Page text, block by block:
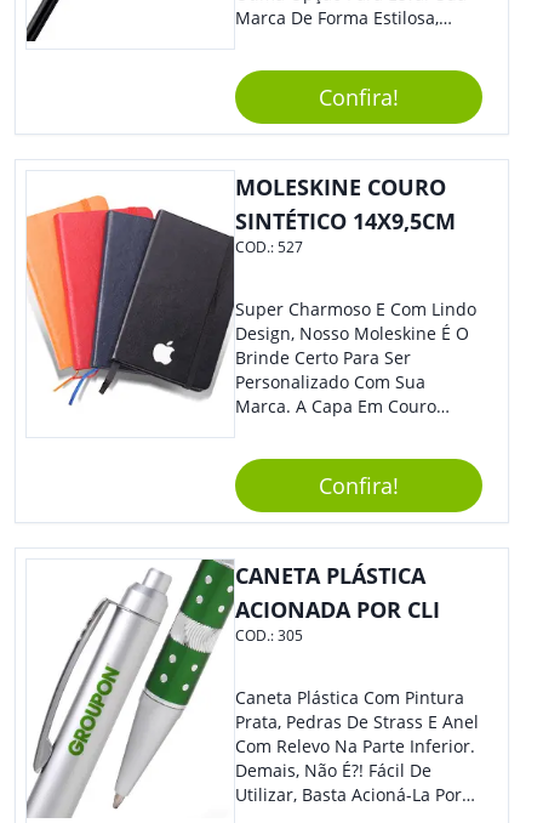
Marca De Forma Estilosa,
Empresa Em Eventos,
Reuniões Corporativas Ou Até
Mesmo Para Presentear
Colaboradores E Parceiros De
Sua Empresa.
Confira!
MOLESKINE COURO
SINTÉTICO 14X9,5CM
COD.:527
Super Charmoso E Com Lindo
Design, Nosso Moleskine É O
Brinde Certo Para Ser
Personalizado Com Sua
Marca. A Capa Em Couro
Elástico Permite Maior
Segurança Ao Carregá-Lo.
Ofereça A Seus Clientes E
Colaboradores, Sem Dúvidas
Eles Irão Adorar.
Confira!
CANETA PLÁSTICA
ACIONADA POR CLI
COD.:305
Caneta Plástica Com Pintura
Prata, Pedras De Strass E Anel
Com Relevo Na Parte Inferior.
Demais, Não É?! Fácil De
Utilizar, Basta Acioná-La Por